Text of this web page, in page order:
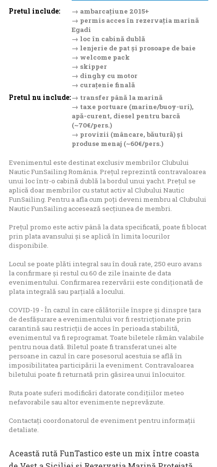
Pretul include:
→ ambarcațiune 2015+
→ permis acces în rezervația marină
Egadi
→ loc în cabină dublă
→ lenjerie de pat și prosoape de baie
→ welcome pack
→ skipper
→ dinghy cu motor
→ curațenie finală
Pretul nu include:→ transfer până la marină
→ taxe portuare (marine/buoy-uri),
apă-curent, diesel pentru barcă
(~70€/pers.)
→ provizii (mâncare, băutură) și
produse menaj (~60€/pers.)
Evenimentul este destinat exclusiv membrilor Clubului
Nautic FunSailing România. Prețul reprezintă contravaloarea
unui loc într-o cabină dublă la bordul unui yacht. Prețul se
aplică doar membrilor cu statut activ al Clubului Nautic
FunSailing. Pentru a afla cum poți deveni membru al Clubului
Nautic FunSailing accesează secțiunea de membri.
Prețul promo este activ până la data specificată, poate fi blocat
prin plata avansului și se aplică în limita locurilor
disponibile.
Locul se poate plăti integral sau în două rate, 250 euro avans
la confirmare și restul cu 60 de zile înainte de data
evenimentului. Confirmarea rezervării este condiționată de
plata integrală sau parțială a locului.
COVID-19 - În cazul în care călătoriile înspre și dinspre țara
de desfășurare a evenimentului vor fi restricționate prin
carantină sau restricții de acces în perioada stabilită,
evenimentul va fi reprogramat. Toate biletele rămân valabile
pentru noua dată. Biletul poate fi transferat unei alte
persoane in cazul în care posesorul acestuia se află în
imposibilitatea participării la eveniment. Contravaloarea
biletului poate fi returnată prin găsirea unui înlocuitor.
Ruta poate suferi modificări datorate condițiilor meteo
nefavorabile sau altor evenimente neprevăzute.
Contactați coordonatorul de eveniment pentru informații
detaliate.
Această rută FunTastico este un mix între coasta